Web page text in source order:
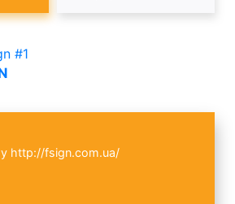
http://fsign.com.ua/